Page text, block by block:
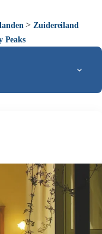
> Zuidereiland
Peaks